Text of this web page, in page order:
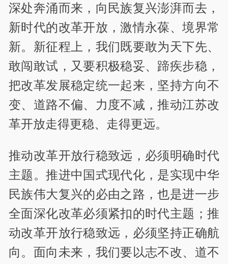
深处奔涌而来，向民族复兴澎湃而去，
新时代的改革开放，激情永葆、境界常
新。新征程上，我们既要敢为天下先、
敢闯敢试，又要积极稳妥、蹄疾步稳，
把改革发展稳定统一起来，坚持方向不
变、道路不偏、力度不减，推动江苏改
革开放走得更稳、走得更远。
推动改革开放行稳致远，必须明确时代
主题。推进中国式现代化，是实现中华
民族伟大复兴的必由之路，也是进一步
全面深化改革必须紧扣的时代主题；推
动改革开放行稳致远，必须坚持正确航
向。面向未来，我们要以志不改、道不